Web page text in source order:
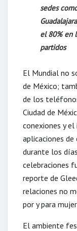
sedes
el 80% en
partidos
El Mundial no
de México;
de los
Ciudad de
conexiones y
aplicaciones
durante los
celebraciones
reporte de
relaciones no
por y para
El ambiente